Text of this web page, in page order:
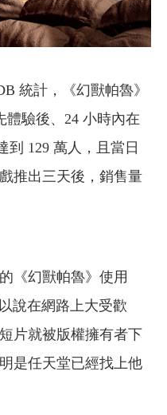
統計，《幻獸帕魯》
體驗後、24 小時內在
到 129 萬人，且當日
推出三天後，銷售量
《幻獸帕魯》使用
說在網路上大受歡
片就被版權擁有者下
是任天堂已經找上他